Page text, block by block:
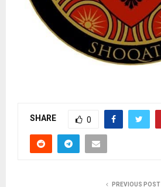
SHARE 0
PREVIOUS POST